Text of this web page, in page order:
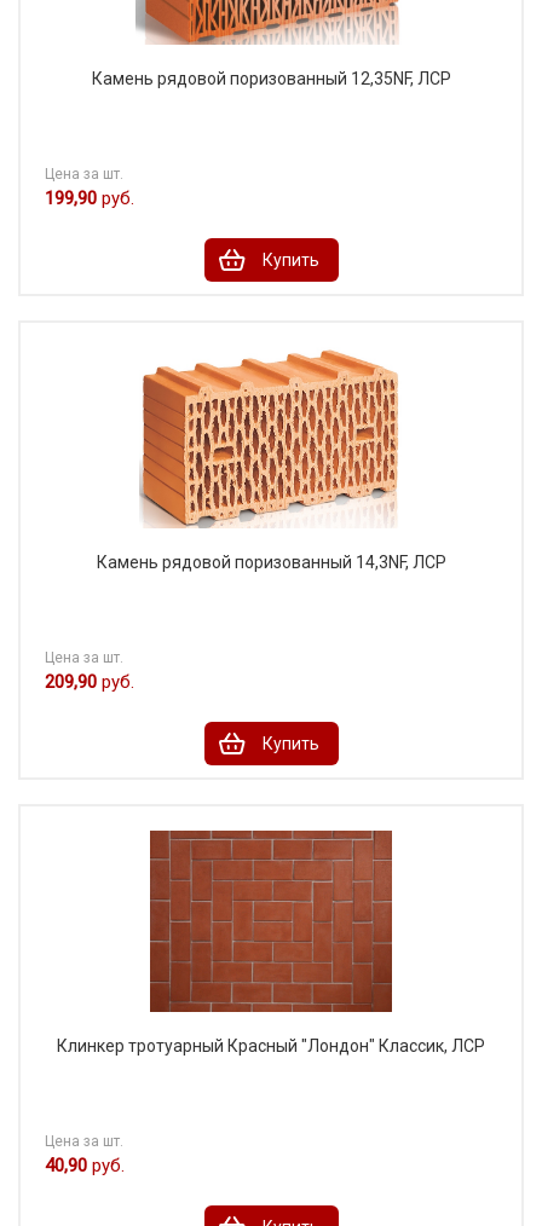
Камень рядовой поризованный 12,35NF, ЛСР
Цена за шт.
199,90 руб.
Купить
Камень рядовой поризованный 14,3NF, ЛСР
Цена за шт.
209,90 руб.
Купить
Клинкер тротуарный Красный "Лондон" Классик, ЛСР
Цена за шт.
40,90 руб.